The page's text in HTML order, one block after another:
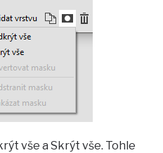
vše a Skrýt vše. Tohle